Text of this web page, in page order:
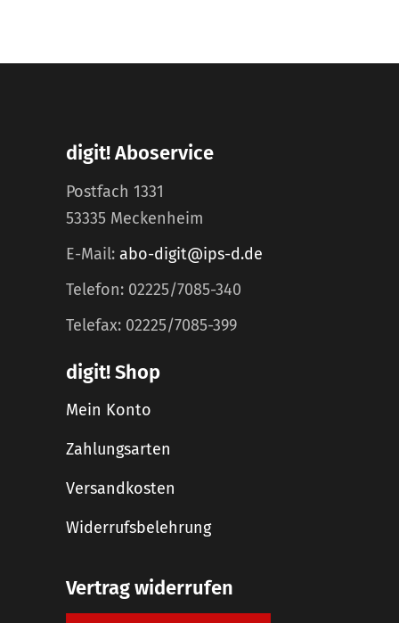
digit! Aboservice
Postfach 1331
53335 Meckenheim
E-Mail: abo-digit@ips-d.de
Telefon: 02225/7085-340
Telefax: 02225/7085-399
digit! Shop
Mein Konto
Zahlungsarten
Versandkosten
Widerrufsbelehrung
Vertrag widerrufen